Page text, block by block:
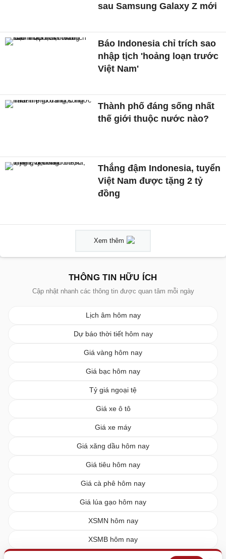
sau Samsung Galaxy Z mới
Báo Indonesia chỉ trích sao
nhập tịch 'hoảng loạn trước
Việt Nam'
Thành phố đáng sống nhất
thế giới thuộc nước nào?
Thắng đậm Indonesia, tuyển
Việt Nam được tặng 2 tỷ
đồng
Xem thêm
THÔNG TIN HỮU ÍCH
Cập nhật nhanh các thông tin được quan tâm mỗi ngày
Lịch âm hôm nay
Dự báo thời tiết hôm nay
Giá vàng hôm nay
Giá bạc hôm nay
Tỷ giá ngoại tệ
Giá xe ô tô
Giá xe máy
Giá xăng dầu hôm nay
Giá tiêu hôm nay
Giá cà phê hôm nay
Giá lúa gạo hôm nay
XSMN hôm nay
XSMB hôm nay